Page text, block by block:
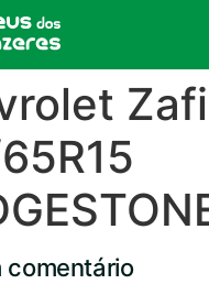
comentário